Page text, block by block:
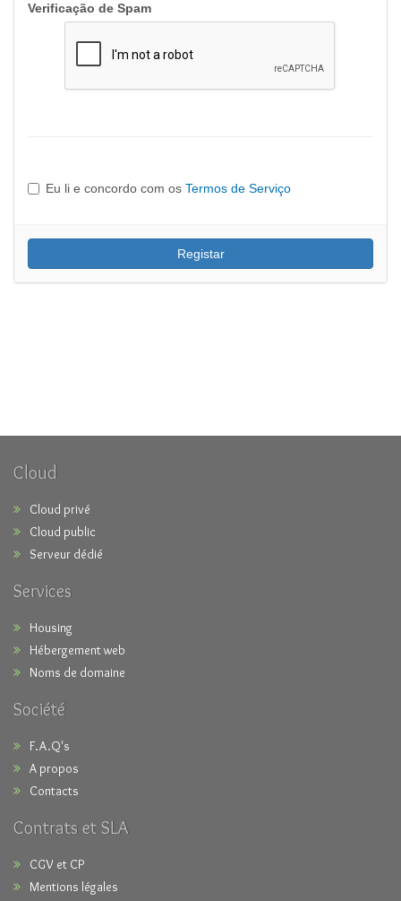
Verificação de Spam
Eu li e concordo com os Termos de Serviço
Cloud
Cloud privé
Cloud public
Serveur dédié
Services
Housing
Hébergement web
Noms de domaine
Société
F.A.Q's
A propos
Contacts
Contrats et SLA
CGV et CP
Mentions légales